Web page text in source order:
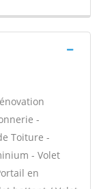
-
Toiture -
- Volet
en